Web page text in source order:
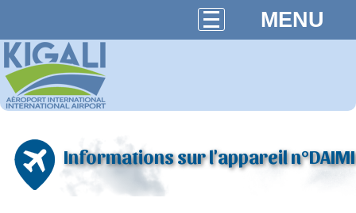
MENU
Informations sur l'appareil n°DAIMI